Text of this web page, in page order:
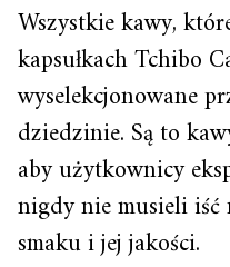
Wszystkie kawy,
kapsułkach Tchibo
wyselekcjonowane
dziedzinie. Są to
aby użytkownicy
nigdy nie musieli
smaku i jej jakości.